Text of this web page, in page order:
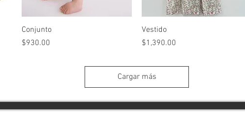
Conjunto
Precio
$930.00
Vestido
Precio
$1,390.00
Cargar más